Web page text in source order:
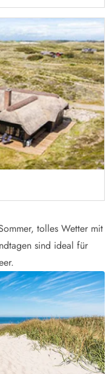
tolles Wetter mit
sind ideal für